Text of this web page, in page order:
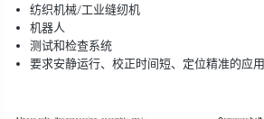
纺织机械/工业缝纫机
机器人
测试和检查系统
要求安静运行、校正时间短、定位精准的应用